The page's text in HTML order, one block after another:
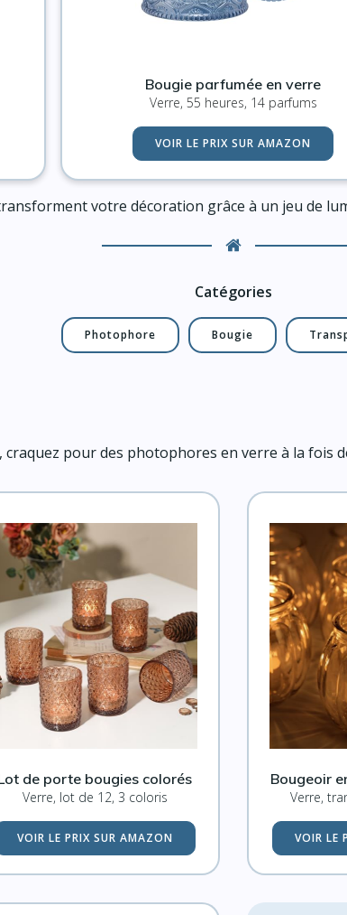
Bougie parfumée en verre
Verre, 55 heures, 14 parfums
VOIR LE PRIX SUR AMAZON
votre décoration grâce à un jeu de
Catégories
Photophore Bougie
pour des photophores en verre à la fois
de porte bougies colorés
Verre, lot de 12, 3 coloris
VOIR LE PRIX SUR AMAZON
Bougeoir
Verre,
VOIR LE